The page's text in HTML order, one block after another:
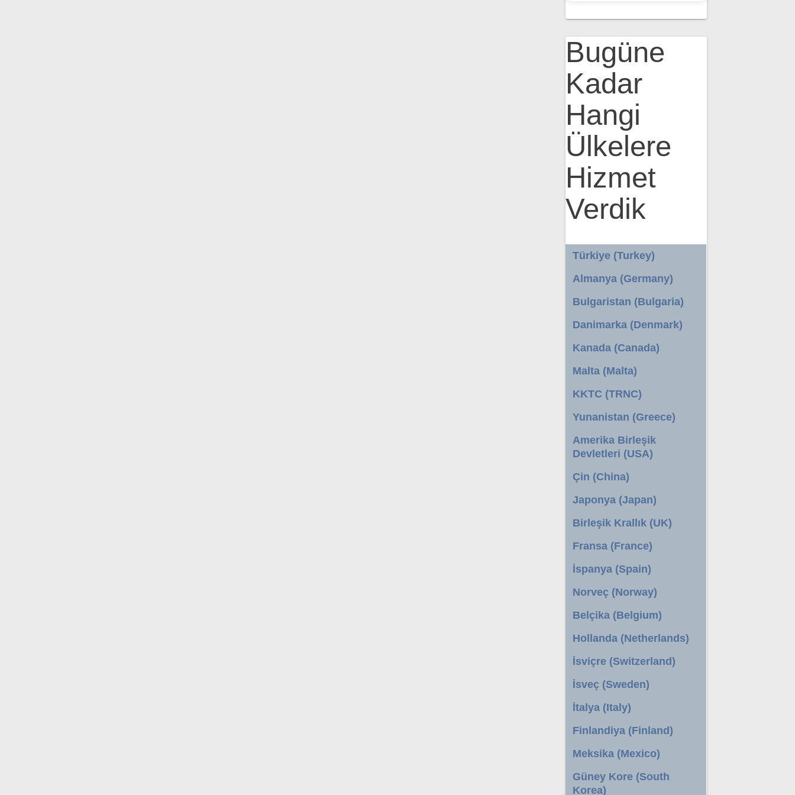
Bugüne
Kadar
Hangi
Ülkelere
Hizmet
Verdik
Türkiye (Turkey)
Almanya (Germany)
Bulgaristan (Bulgaria)
Danimarka (Denmark)
Kanada (Canada)
Malta (Malta)
KKTC (TRNC)
Yunanistan (Greece)
Amerika Birleşik
Devletleri (USA)
Çin (China)
Japonya (Japan)
Birleşik Krallık (UK)
Fransa (France)
İspanya (Spain)
Norveç (Norway)
Belçika (Belgium)
Hollanda (Netherlands)
İsviçre (Switzerland)
İsveç (Sweden)
İtalya (Italy)
Finlandiya (Finland)
Meksika (Mexico)
Güney Kore (South
Korea)